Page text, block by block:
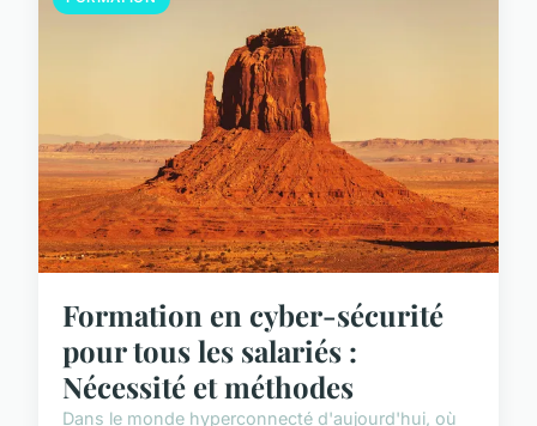
Formation en cyber-sécurité
pour tous les salariés :
Nécessité et méthodes
Dans le monde hyperconnecté d'aujourd'hui, où